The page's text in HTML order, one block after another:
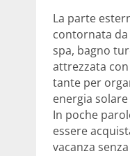
La parte
contornata
spa, bagno
attrezzata
tante per
energia
In poche
essere
vacanza